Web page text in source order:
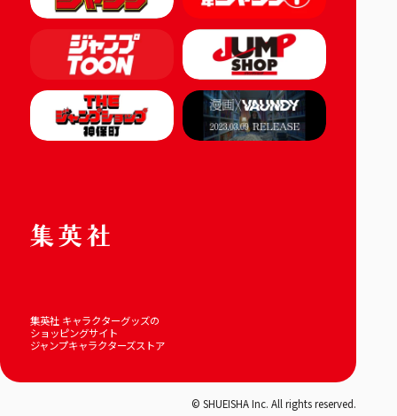
集英社 キャラクターグッズの
ショッピングサイト
ジャンプキャラクターズストア
© SHUEISHA Inc. All rights reserved.